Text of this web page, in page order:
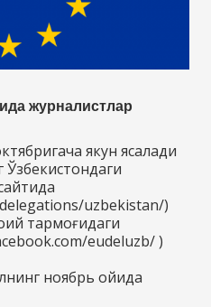
журналистлар
якун ясалади
Ўзбекистондаги
uzbekistan/)
тармоғидаги
eudeluzb/ )
ноябрь ойида